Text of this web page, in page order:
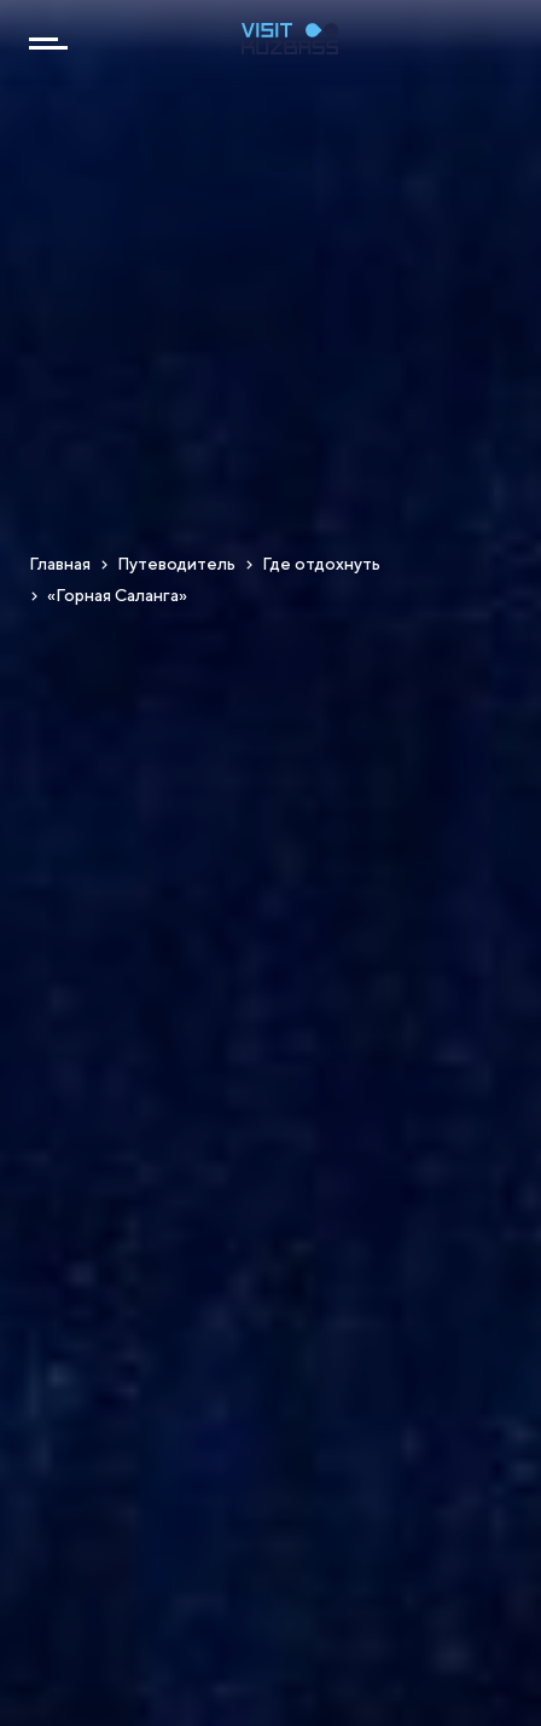
Главная Путеводитель
Где отдохнуть
«Горная Саланга»